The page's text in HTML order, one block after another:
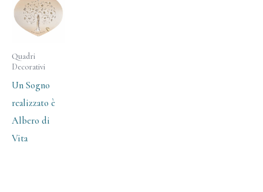
Quadri
Decorativi
Un Sogno
realizzato è
Albero di
Vita